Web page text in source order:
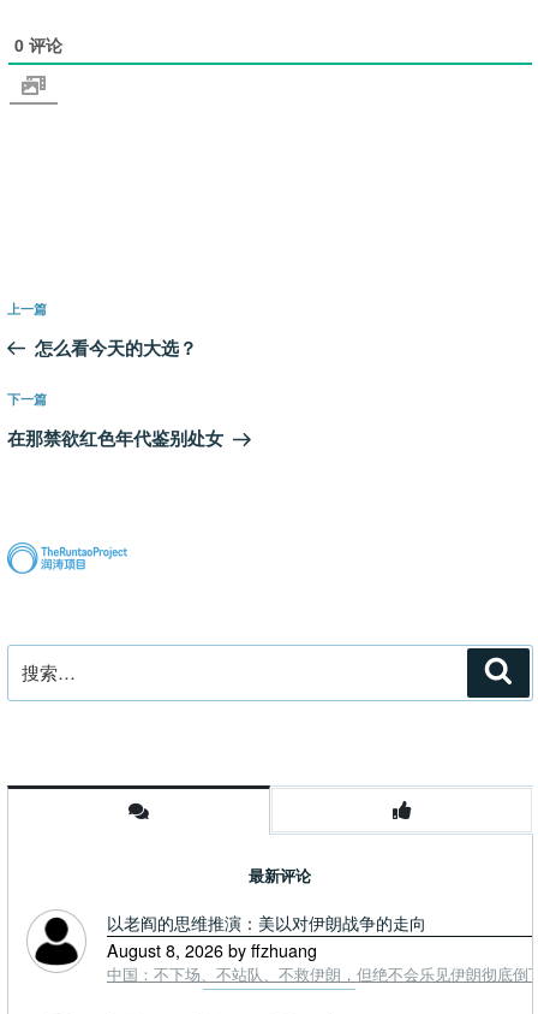
0 评论
文
导
航
上
一
文
章
上一篇
怎么看今天的大选？
下
一
下一篇
在那禁欲红色年代鉴别处女
索：
最新评论
以老阎的思维推演：美以对伊朗战争的走向
August 8, 2026 by ffzhuang
中国：不下场、不站队、不救伊朗，但绝不会乐见伊朗彻底